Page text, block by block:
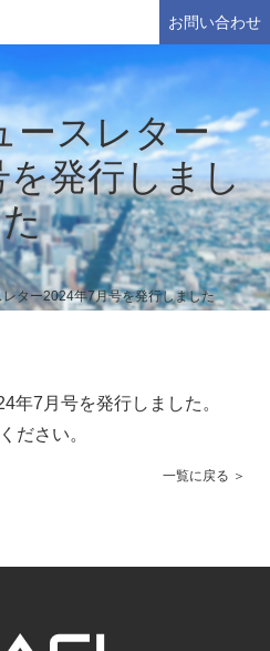
お問い合わせ
ースレター
を発行しまし
た
レター2024年7月号を発行しました
年7月号を発行しました。
ださい。
一覧に戻る